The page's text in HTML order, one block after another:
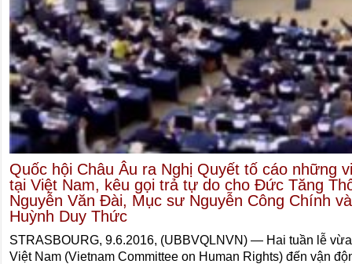
Quốc hội Châu Âu ra Nghị Quyết tố cáo những
tại Việt Nam, kêu gọi trả tự do cho Đức Tăng
Nguyễn Văn Đài, Mục sư Nguyễn Công Chính
Huỳnh Duy Thức
STRASBOURG, 9.6.2016, (UBBVQLNVN) — Hai tuần lễ
Việt Nam (Vietnam Committee on Human Rights) đến vận